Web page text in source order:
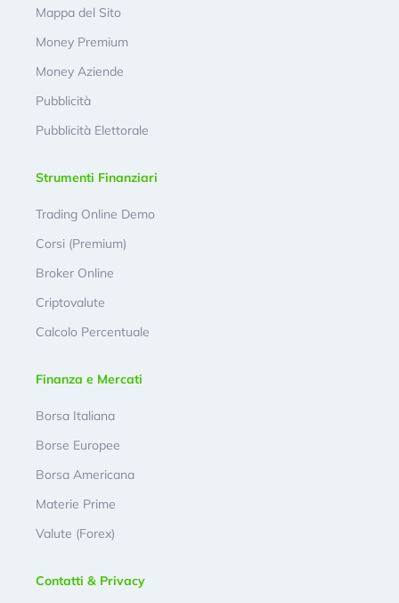
Mappa del Sito
Money Premium
Money Aziende
Pubblicità
Pubblicità Elettorale
Strumenti Finanziari
Trading Online Demo
Corsi (Premium)
Broker Online
Criptovalute
Calcolo Percentuale
Finanza e Mercati
Borsa Italiana
Borse Europee
Borsa Americana
Materie Prime
Valute (Forex)
Contatti & Privacy